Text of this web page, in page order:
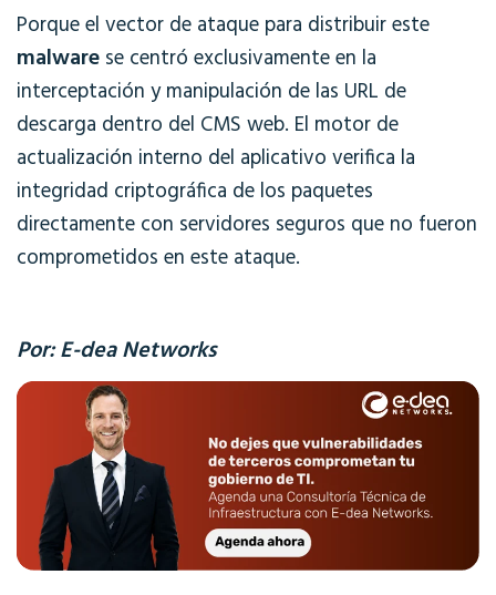
Porque el vector de ataque para distribuir este
malware se centró exclusivamente en la
interceptación y manipulación de las URL de
descarga dentro del CMS web. El motor de
actualización interno del aplicativo verifica la
integridad criptográfica de los paquetes
directamente con servidores seguros que no fueron
comprometidos en este ataque.
Por: E-dea Networks